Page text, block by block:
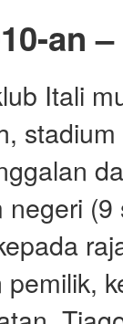
an
Itali
(9